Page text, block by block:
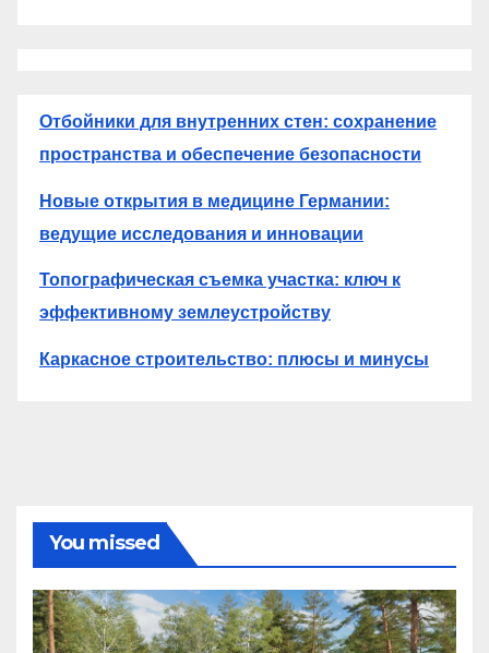
Отбойники для внутренних стен: сохранение
пространства и обеспечение безопасности
Новые открытия в медицине Германии:
ведущие исследования и инновации
Топографическая съемка участка: ключ к
эффективному землеустройству
Каркасное строительство: плюсы и минусы
You missed